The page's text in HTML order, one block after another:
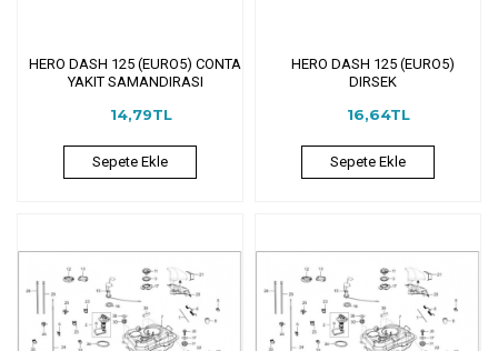
HERO DASH 125 (EURO5) CONTA
YAKIT SAMANDIRASI
14,79TL
Sepete Ekle
HERO DASH 125 (EURO5)
DIRSEK
16,64TL
Sepete Ekle